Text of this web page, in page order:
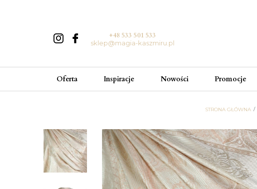
+48 533 501 533
sklep@magia-kaszmiru.pl
Oferta Inspiracje Nowości Promocje
STRONA GŁÓWNA